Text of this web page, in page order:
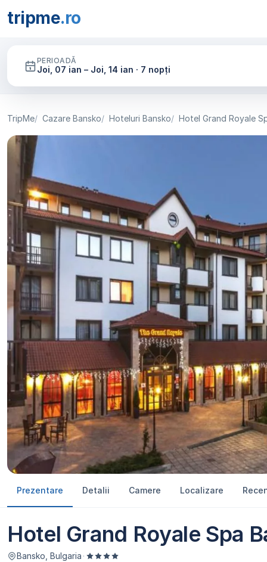
tripme.ro
PERIOADĂ
Joi, 07 ian – Joi, 14 ian · 7 nopți
TripMe Cazare Bansko Hoteluri Bansko Hotel Grand Royale
Prezentare Detalii Camere Localizare
Hotel Grand Royale Spa
Bansko, Bulgaria ·